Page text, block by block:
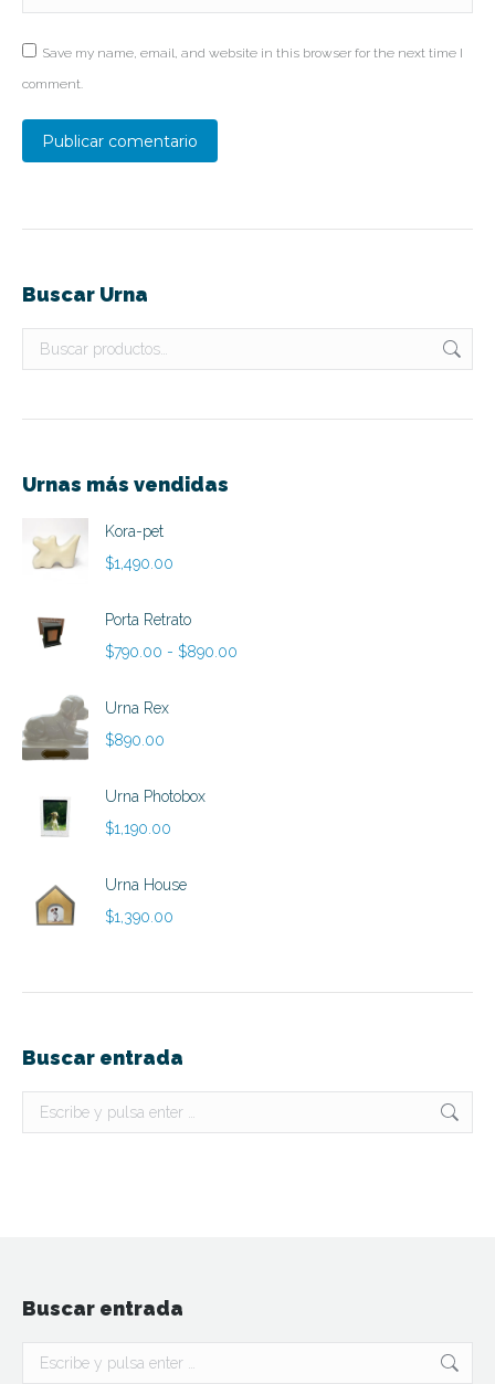
Save my name, email, and website in this browser for the next time I
comment.
Publicar comentario
Buscar Urna
Urnas más vendidas
Kora-pet
$1,490.00
Porta Retrato
$790.00 - $890.00
Urna Rex
$890.00
Urna Photobox
$1,190.00
Urna House
$1,390.00
Buscar entrada
Buscar:
Buscar entrada
Buscar: